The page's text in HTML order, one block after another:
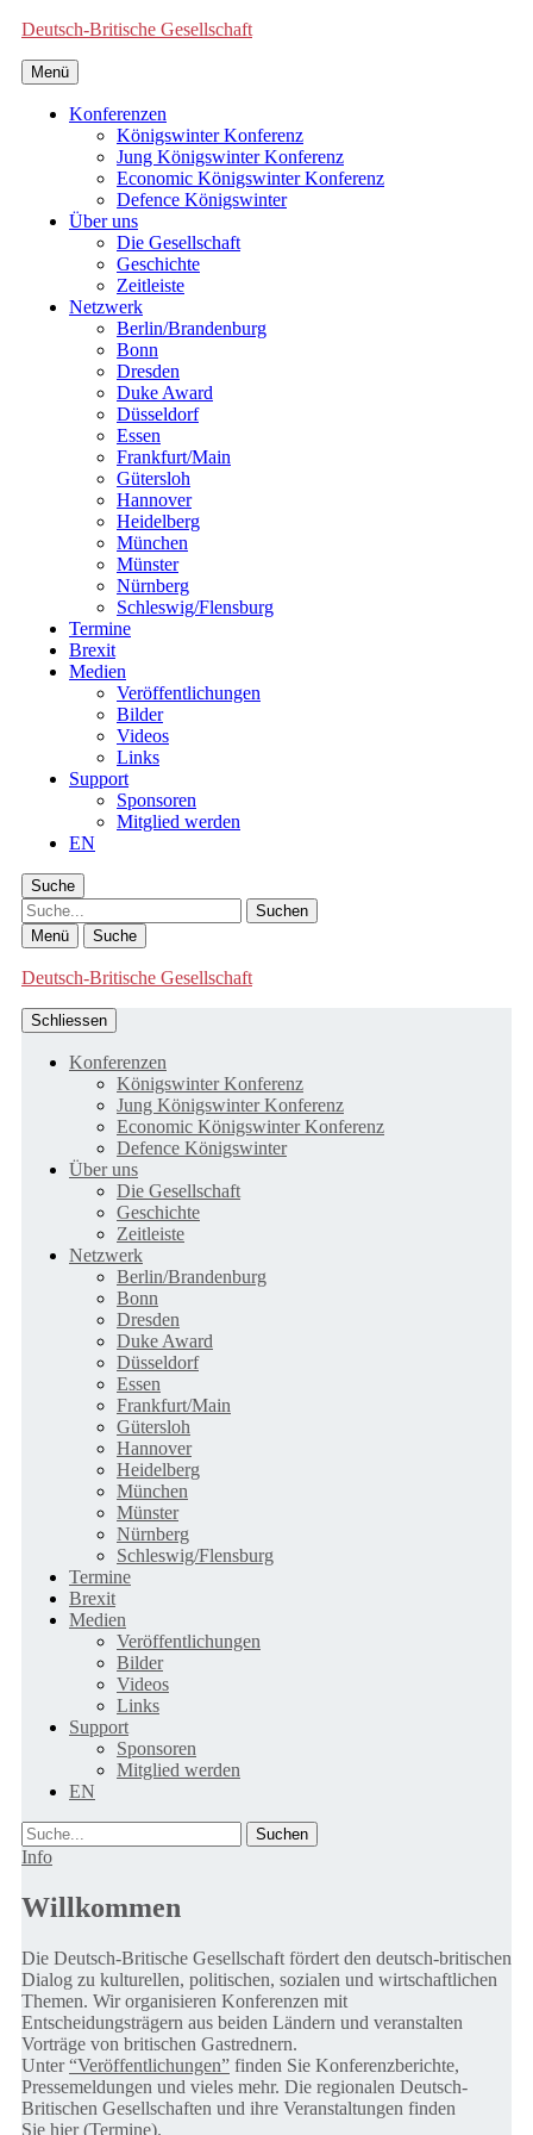
Deutsch-Britische Gesellschaft
Menü
Konferenzen
Königswinter Konferenz
Jung Königswinter Konferenz
Economic Königswinter Konferenz
Defence Königswinter
Über uns
Die Gesellschaft
Geschichte
Zeitleiste
Netzwerk
Berlin/Brandenburg
Bonn
Dresden
Duke Award
Düsseldorf
Essen
Frankfurt/Main
Gütersloh
Hannover
Heidelberg
München
Münster
Nürnberg
Schleswig/Flensburg
Termine
Brexit
Medien
Veröffentlichungen
Bilder
Videos
Links
Support
Sponsoren
Mitglied werden
EN
Suche
Suche
Menü Suche
Deutsch-Britische Gesellschaft
Schliessen
Konferenzen
Königswinter Konferenz
Jung Königswinter Konferenz
Economic Königswinter Konferenz
Defence Königswinter
Über uns
Die Gesellschaft
Geschichte
Zeitleiste
Netzwerk
Berlin/Brandenburg
Bonn
Dresden
Duke Award
Düsseldorf
Essen
Frankfurt/Main
Gütersloh
Hannover
Heidelberg
München
Münster
Nürnberg
Schleswig/Flensburg
Termine
Brexit
Medien
Veröffentlichungen
Bilder
Videos
Links
Support
Sponsoren
Mitglied werden
EN
Suche
Info
Willkommen
Die Deutsch-Britische Gesellschaft fördert den deutsch-britischen
Dialog zu kulturellen, politischen, sozialen und wirtschaftlichen
Themen. Wir organisieren Konferenzen mit
Entscheidungsträgern aus beiden Ländern und veranstalten
Vorträge von britischen Gastrednern.
Unter“Veröffentlichungen” finden Sie Konferenzberichte,
Pressemeldungen und vieles mehr. Die regionalen Deutsch-
Britischen Gesellschaften und ihre Veranstaltungen finden
Sie hier (Termine).